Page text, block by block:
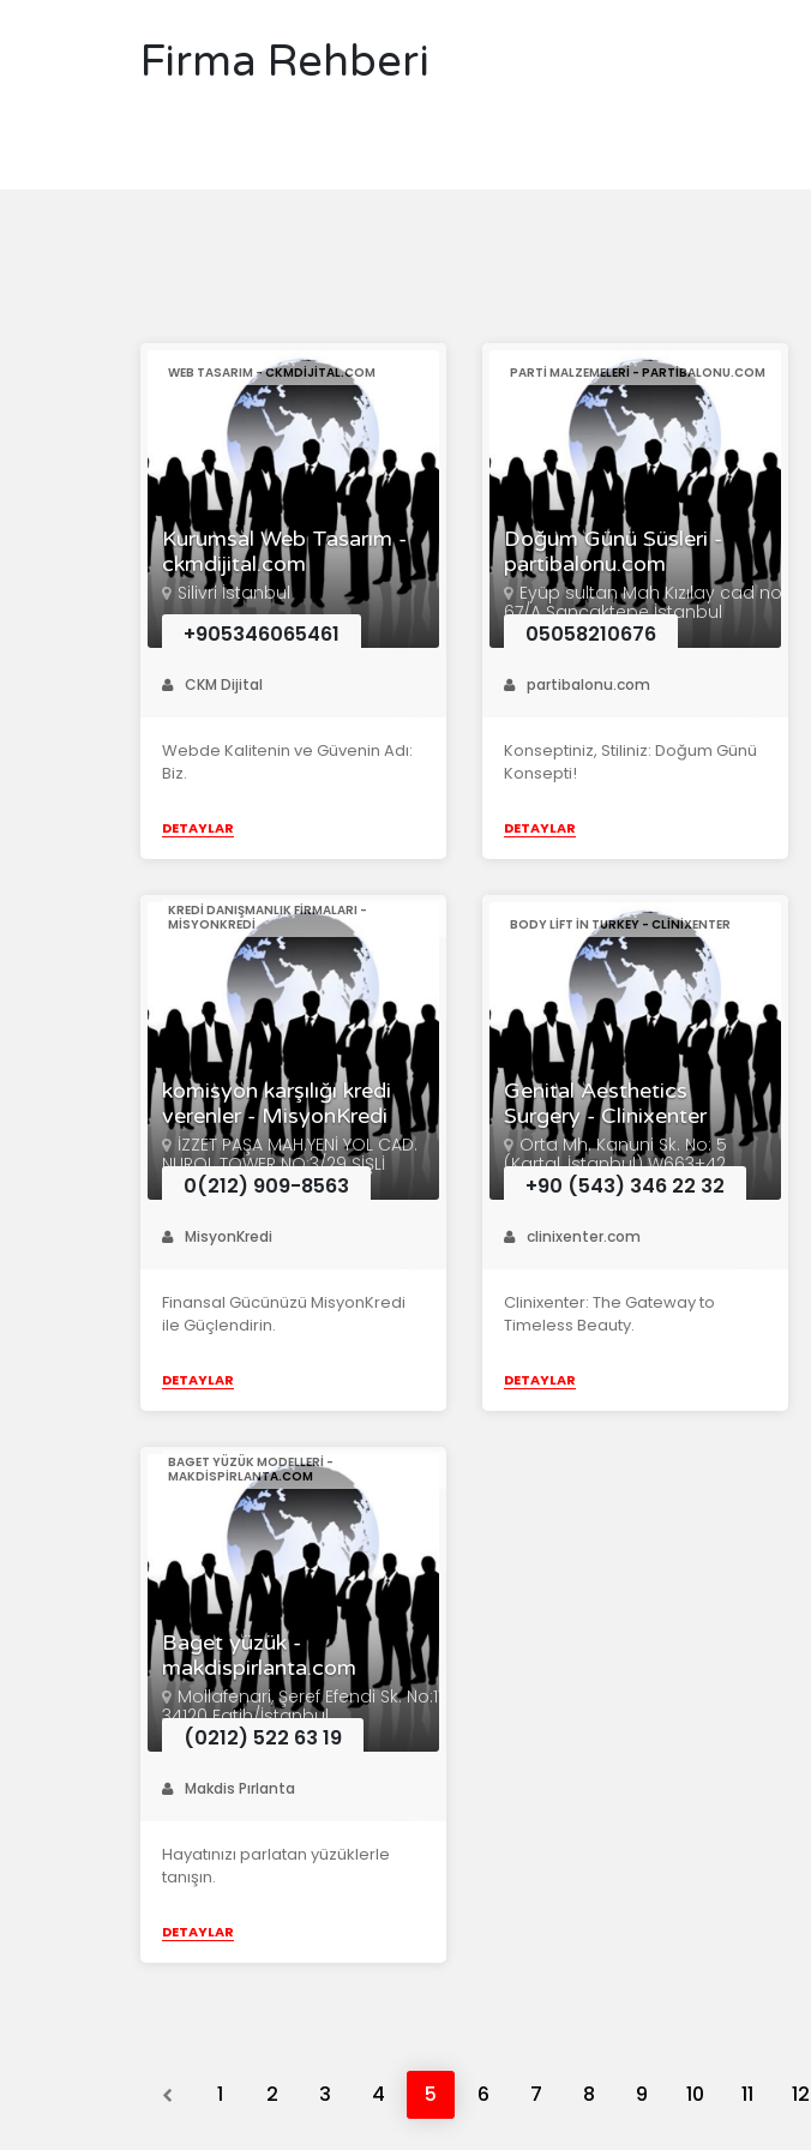
Firma Rehberi
Kurumsal Web Tasarım -
ckmdijital.com
WEB TASARIM - CKMDIJITAL.COM
Silivri İstanbul
+905346065461
CKM Dijital
Webde Kalitenin ve Güvenin Adı:
Biz.
DETAYLAR
Doğum Günü Süsleri -
partibalonu.com
PARTI MALZEMELERI - PARTIBALONU.COM
Eyüp sultan Mah Kızılay cad no
67/A Sancaktepe İstanbul
05058210676
partibalonu.com
Konseptiniz, Stiliniz: Doğum Günü
Konsepti!
DETAYLAR
komisyon karşılığı kredi
verenler - MisyonKredi
KREDI DANIŞMANLIK FIRMALARI -
MISYONKREDI
İZZET PAŞA MAH.YENİ YOL CAD.
NUROL TOWER NO:3/29 ŞİŞLİ
0(212) 909-8563
MisyonKredi
Finansal Gücünüzü MisyonKredi
ile Güçlendirin.
DETAYLAR
Genital Aesthetics
Surgery - Clinixenter
BODY LIFT IN TURKEY - CLINIXENTER
Orta Mh. Kanuni Sk. No: 5
(Kartal, İstanbul) W663+42
+90 (543) 346 22 32
clinixenter.com
Clinixenter: The Gateway to
Timeless Beauty.
DETAYLAR
Baget yüzük -
makdispirlanta.com
BAGET YÜZÜK MODELLERI -
MAKDISPIRLANTA.COM
Mollafenari, Şeref Efendi Sk. No:11,
34120 Fatih/İstanbul
(0212) 522 63 19
Makdis Pırlanta
Hayatınızı parlatan yüzüklerle
tanışın.
DETAYLAR
Previous
1 2 3 4 5 6 7 8 9 10 11 12